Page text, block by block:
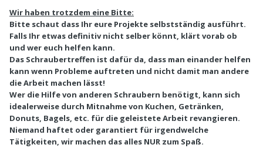
Wir haben trotzdem eine Bitte:
Bitte schaut dass Ihr eure Projekte selbstständig ausführt.
Falls Ihr etwas definitiv nicht selber könnt, klärt vorab ob
und wer euch helfen kann.
Das Schraubertreffen ist dafür da, dass man einander helfen
kann wenn Probleme auftreten und nicht damit man andere
die Arbeit machen lässt!
Wer die Hilfe von anderen Schraubern benötigt, kann sich
idealerweise durch Mitnahme von Kuchen, Getränken,
Donuts, Bagels, etc. für die geleistete Arbeit revangieren.
Niemand haftet oder garantiert für irgendwelche
Tätigkeiten, wir machen das alles NUR zum Spaß.